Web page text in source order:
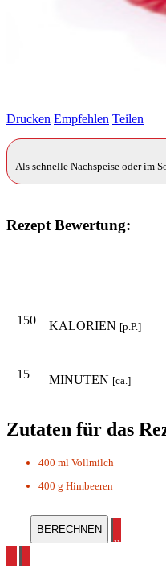
Drucken Empfehlen Teilen
Als schnelle Nachspeise oder im
Rezept Bewertung:
150 KALORIEN [p.P.]
15 MINUTEN [ca.]
Zutaten für das
400 ml Vollmilch
400 g Himbeeren
alle Shake